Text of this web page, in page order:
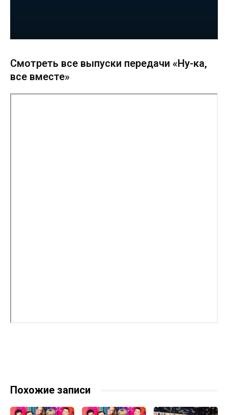
Смотреть все выпуски передачи «Ну-ка,
все вместе»
Похожие записи